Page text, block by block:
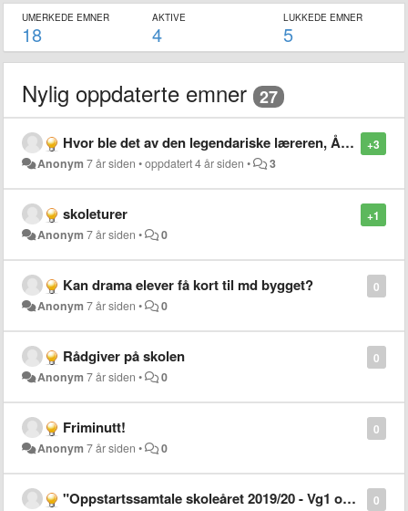
UMERKEDE EMNER
18
AKTIVE
4
LUKKEDE EMNER
5
Nylig oppdaterte emner 27
+3
Hvor ble det av den legendariske læreren, Åge Hvitstein?
Anonym 7 år siden •oppdatert4 år siden • 3
+1
skoleturer
Anonym 7 år siden • 0
0
Kan drama elever få kort til md bygget?
Anonym 7 år siden • 0
0
Rådgiver på skolen
Anonym 7 år siden • 0
0
Friminutt!
Anonym 7 år siden • 0
0
"Oppstartssamtale skoleåret 2019/20 - Vg1 og Vg2" / Lier vgs kan komprimeres til 2 sider.